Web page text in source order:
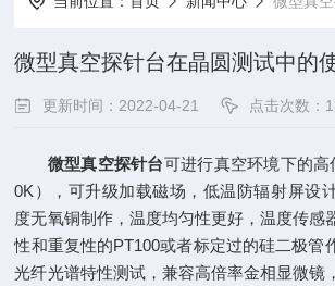
微型真空探针台在晶圆测试中的
更新时间：2022-04-21 点击次数：
微型真空探针台可进行真空环境下的高
0K），可升级加载磁场，低温防辐射屏设
度无氧铜制作，温度均匀性更好，温度传感
性和重复性的PT100或者标定过的硅二极管
光纤光谱特性测试，兼容高倍率金相显微镜